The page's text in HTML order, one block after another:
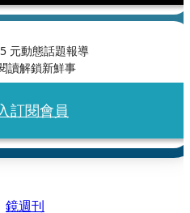
元動態話題報導
讀解鎖新鮮事
訂閱會員
鏡週刊